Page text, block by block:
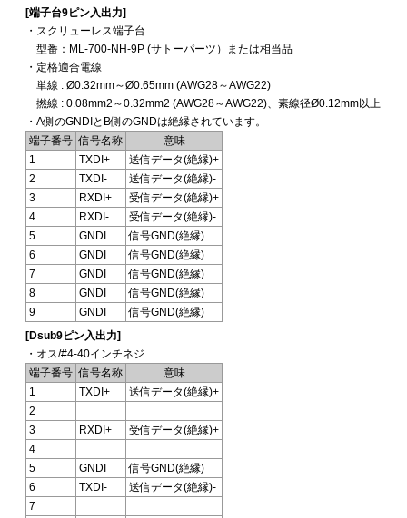
[端子台9ピン入出力]
・スクリューレス端子台
型番：ML-700-NH-9P (サトーパーツ）または相当品
・定格適合電線
単線 : Ø0.32mm～Ø0.65mm (AWG28～AWG22)
撚線 : 0.08mm2～0.32mm2 (AWG28～AWG22)、素線径Ø0.12mm以上
・A側のGNDIとB側のGNDは絶縁されています。
端子番号 信号名称
意味
1
TXDI+
送信データ(絶縁)+
2
TXDI-
送信データ(絶縁)-
3
RXDI+
受信データ(絶縁)+
4
RXDI-
受信データ(絶縁)-
5
GNDI
信号GND(絶縁)
6
GNDI
信号GND(絶縁)
7
GNDI
信号GND(絶縁)
8
GNDI
信号GND(絶縁)
9
GNDI
信号GND(絶縁)
[Dsub9ピン入出力]
・オス/#4-40インチネジ
端子番号 信号名称
意味
1
TXDI+
送信データ(絶縁)+
2
3
RXDI+
受信データ(絶縁)+
4
5
GNDI
信号GND(絶縁)
6
TXDI-
送信データ(絶縁)-
7